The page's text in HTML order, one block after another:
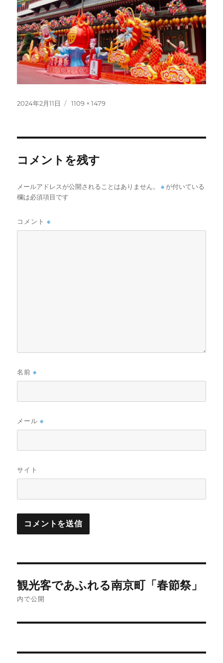
投
2024年2月11日
フ
1109 × 1479
コメントを残す
メールアドレスが公開されることはありません。 ※ が付いている
欄は必須項目です
コメント※
名前※
メール※
サイト
稿
ゲ
観光客であふれる南京町「春節祭」
内で公開